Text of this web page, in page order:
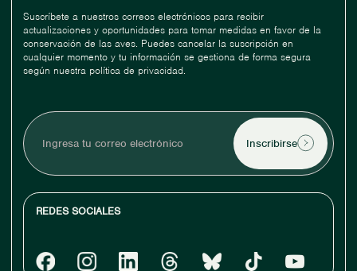
Suscríbete a nuestros correos electrónicos para recibir
actualizaciones y oportunidades para tomar medidas en favor de la
conservación de las aves. Puedes cancelar la suscripción en
cualquier momento y tu información se gestiona de forma segura
según nuestra política de privacidad.
tu
correo
electrónico
REDES SOCIALES